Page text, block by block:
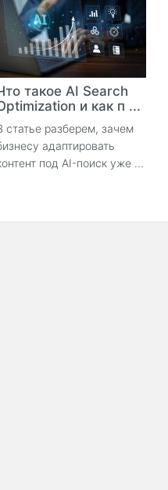
такое AI Search
и как п ...
статье разберем, зачем
адаптировать
под AI-поиск уже ...